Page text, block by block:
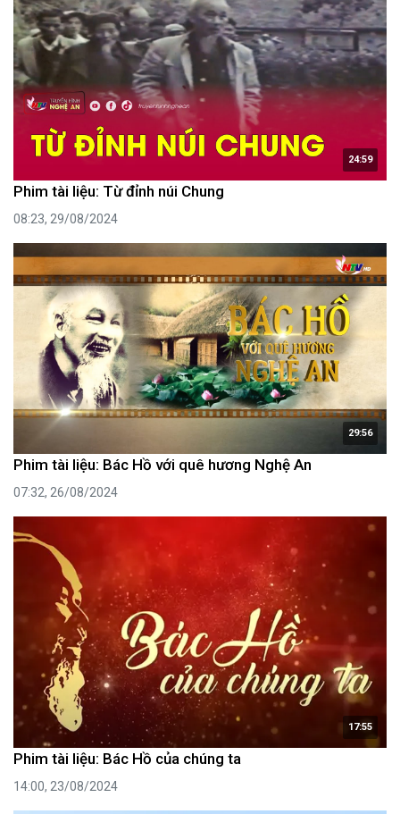
24:59
Phim tài liệu: Từ đỉnh núi Chung
08:23, 29/08/2024
29:56
Phim tài liệu: Bác Hồ với quê hương Nghệ An
07:32, 26/08/2024
17:55
Phim tài liệu: Bác Hồ của chúng ta
14:00, 23/08/2024